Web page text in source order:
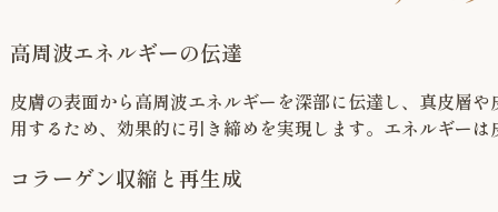
高周波エネルギーの伝達
皮膚の表面から高周波エネルギーを深部に伝達し、真皮層
用するため、効果的に引き締めを実現します。エネルギー
コラーゲン収縮と再生成